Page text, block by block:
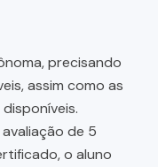
precisando
assim como as
de 5
o aluno